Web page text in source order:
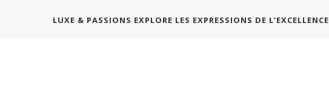
LUXE & PASSIONS EXPLORE LES EXPRESSIONS DE L’EXCELLENCE